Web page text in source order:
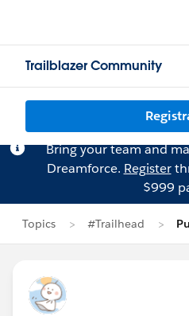
Trailblazer Community
Bring your team and
Dreamforce. Register
$999
Topics #Trailhead